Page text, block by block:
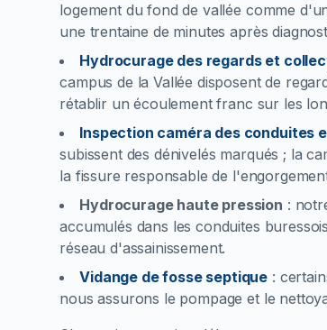
logement du fond de vallée comme
une trentaine de minutes après
Hydrocurage des regards et
campus de la Vallée disposent de
rétablir un écoulement franc sur les
Inspection caméra des conduites
subissent des dénivelés marqués ; la
la fissure responsable de
Hydrocurage haute pression :
accumulés dans les conduites
réseau d'assainissement.
Vidange de fosse septique :
nous assurons le pompage et le